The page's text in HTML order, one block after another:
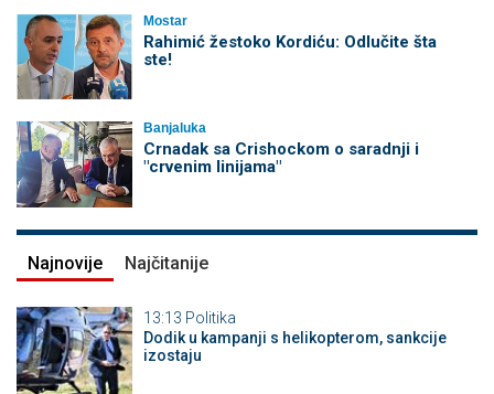
Mostar
Rahimić žestoko Kordiću: Odlučite šta
ste!
Banjaluka
Crnadak sa Crishockom o saradnji i
"crvenim linijama"
Najnovije Najčitanije
13:13 Politika
Dodik u kampanji s helikopterom, sankcije
izostaju